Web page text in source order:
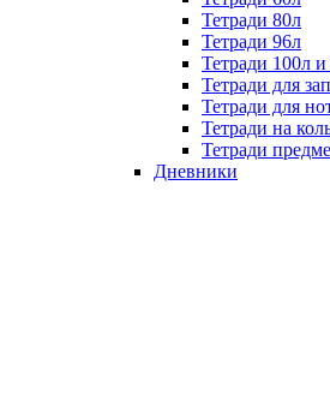
Тетради 80л
Тетради 96л
Тетради 100л и
Тетради для
Тетради для
Тетради на
Тетради
Дневники